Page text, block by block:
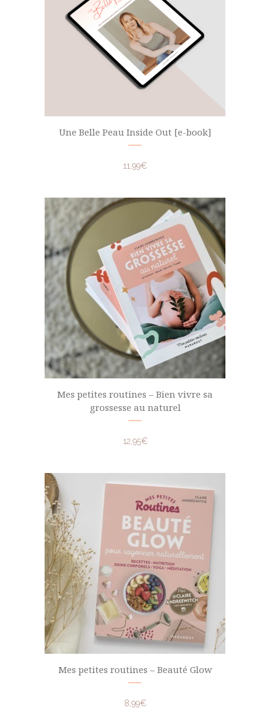
Une Belle Peau Inside Out [e-book]
11,99€
Mes petites routines – Bien vivre sa
grossesse au naturel
12,95€
Mes petites routines – Beauté Glow
8,99€